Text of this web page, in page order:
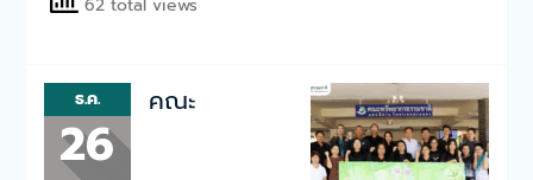
62 total views
ธ.ค.
26
คณะ